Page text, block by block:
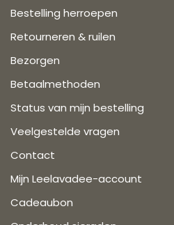
Bestelling herroepen
Retourneren & ruilen
Bezorgen
Betaalmethoden
Status van mijn bestelling
Veelgestelde vragen
Contact
Mijn Leelavadee-account
Cadeaubon